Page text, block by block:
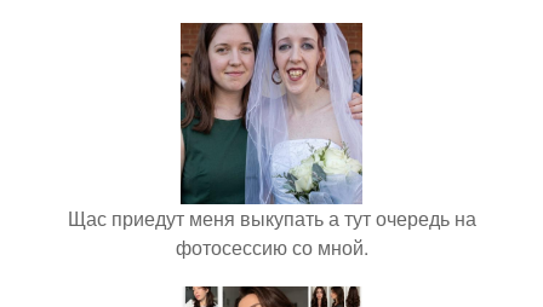
Щас приедут меня выкупать а тут очередь на
фотосессию со мной.